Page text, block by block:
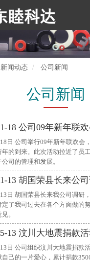
新闻动态 公司新闻
公司新闻
18 公司09年新年联
日 公司举行09年新年联欢会
的到来。此次活动拉近了员
司的管理和发展。
13 胡国荣县长来公
日 胡国荣县长来我公司调研
定了我司过去在各个方面做的
。
13 汶川大地震捐款
日 公司组织汶川大地震捐款
己的一片爱心，累计捐款